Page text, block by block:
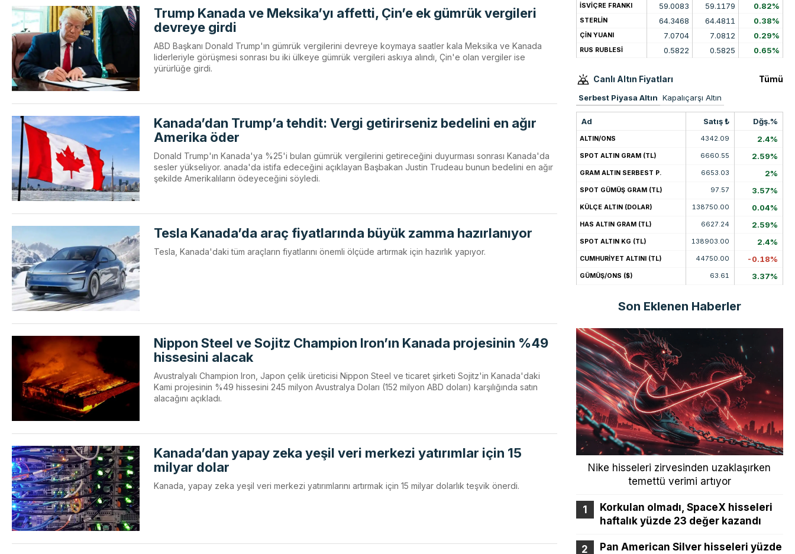
Trump Kanada ve Meksika’yı affetti, Çin’e ek gümrük vergileri
devreye girdi
ABD Başkanı Donald Trump'ın gümrük vergilerini devreye koymaya saatler kala Meksika ve Kanada
liderleriyle görüşmesi sonrası bu iki ülkeye gümrük vergileri askıya alındı, Çin'e olan vergiler ise
yürürlüğe girdi.
Kanada’dan Trump’a tehdit: Vergi getirirseniz bedelini en ağır
Amerika öder
Donald Trump'ın Kanada'ya %25'i bulan gümrük vergilerini getireceğini duyurması sonrası Kanada'da
sesler yükseliyor. anada'da istifa edeceğini açıklayan Başbakan Justin Trudeau bunun bedelini en ağır
şekilde Amerikalıların ödeyeceğini söyledi.
Tesla Kanada’da araç fiyatlarında büyük zamma hazırlanıyor
Tesla, Kanada'daki tüm araçların fiyatlarını önemli ölçüde artırmak için hazırlık yapıyor.
Nippon Steel ve Sojitz Champion Iron’ın Kanada projesinin %49
hissesini alacak
Avustralyalı Champion Iron, Japon çelik üreticisi Nippon Steel ve ticaret şirketi Sojitz'in Kanada'daki
Kami projesinin %49 hissesini 245 milyon Avustralya Doları (152 milyon ABD doları) karşılığında satın
alacağını açıkladı.
Kanada’dan yapay zeka yeşil veri merkezi yatırımlar için 15
milyar dolar
Kanada, yapay zeka yeşil veri merkezi yatırımlarını artırmak için 15 milyar dolarlık teşvik önerdi.
İSVİÇRE FRANKI 59.0083 59.1179 0.82%
STERLİN 64.3468 64.4811 0.38%
ÇİN YUANI 7.0704 7.0812 0.29%
RUS RUBLESİ 0.5822 0.5825 0.65%
Canlı Altın Fiyatları Tümü
Serbest Piyasa Altın Kapalıçarşı Altın
Ad Satış ₺ Dğş.%
ALTIN/ONS 4342.09 2.4%
SPOT ALTIN GRAM (TL) 6660.55 2.59%
GRAM ALTIN SERBEST P. 6653.03 2%
SPOT GÜMÜŞ GRAM (TL) 97.57 3.57%
KÜLÇE ALTIN (DOLAR) 138750.00 0.04%
HAS ALTIN GRAM (TL) 6627.24 2.59%
SPOT ALTIN KG (TL) 138903.00 2.4%
CUMHURİYET ALTINI (TL) 44750.00 -0.18%
GÜMÜŞ/ONS ($) 63.61 3.37%
Son Eklenen Haberler
Nike hisseleri zirvesinden uzaklaşırken
temettü verimi artıyor
Korkulan olmadı, SpaceX hisseleri
haftalık yüzde 23 değer kazandı
Pan American Silver hisseleri yüzde